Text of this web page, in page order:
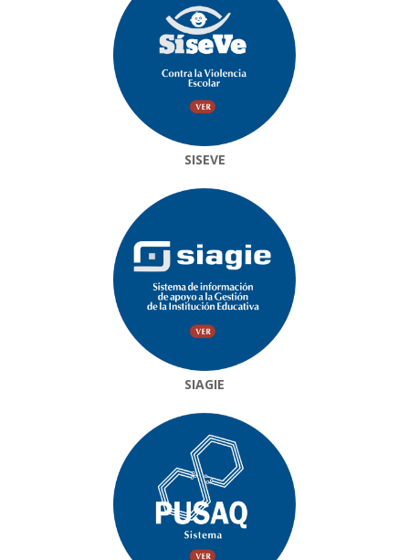
SISEVE
SIAGIE